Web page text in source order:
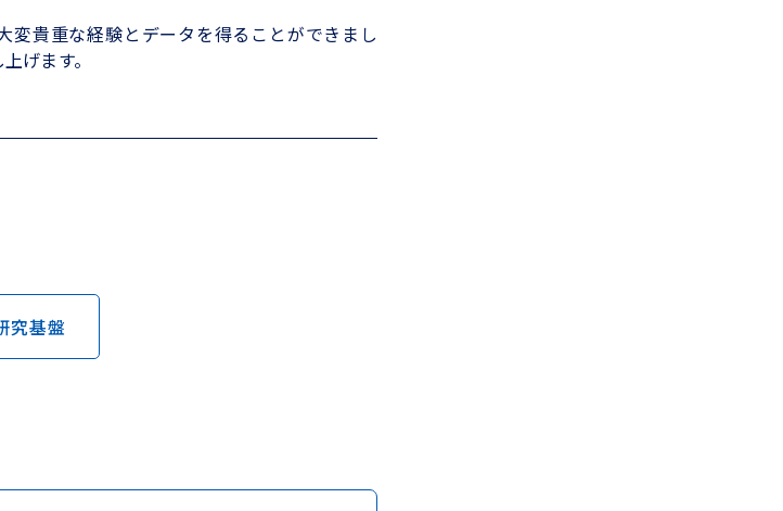
変貴重な経験とデータを得ることができまし
げます。
究基盤